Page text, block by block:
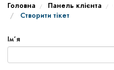
Головна Панель клієнта
Створити тікет
Ім’я